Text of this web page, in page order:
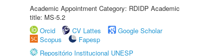
Academic Appointment Category: RDIDP Academic
title: MS-5.2
Orcid
CV Lattes
Google Scholar
Scopus
Fapesp
Repositório Institucional UNESP